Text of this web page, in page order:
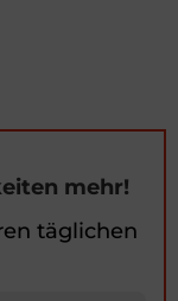
mehr!
täglichen